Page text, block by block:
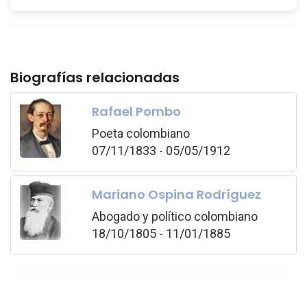
Biografías relacionadas
Rafael Pombo
Poeta colombiano
07/11/1833 - 05/05/1912
Mariano Ospina Rodríguez
Abogado y político colombiano
18/10/1805 - 11/01/1885